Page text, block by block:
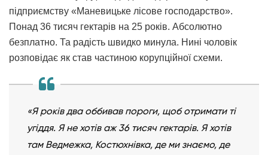
підприємству «Маневицьке лісове господарство».
Понад 36 тисяч гектарів на 25 років. Абсолютно
безплатно. Та радість швидко минула. Нині чоловік
розповідає як став частиною корупційної схеми.
«Я років два оббивав пороги, щоб отримати ті
угіддя. Я не хотів аж 36 тисяч гектарів. Я хотів
там Ведмежка, Костюхнівка, де ми знаємо, де